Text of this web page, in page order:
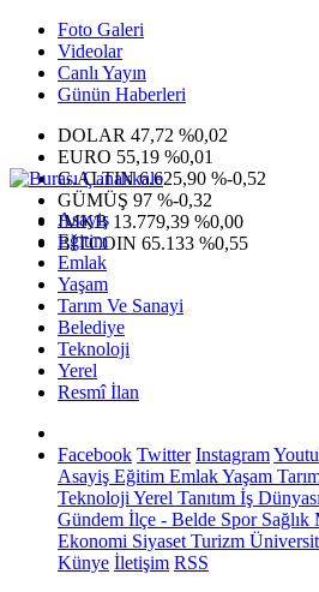
Foto Galeri
Videolar
Canlı Yayın
Günün Haberleri
DOLAR 47,72 %0,02
EURO 55,19 %0,01
G.ALTIN6.625,90 %-0,52
GÜMÜŞ 97 %-0,32
IMKB 13.779,39 %0,00
BITCOIN 65.133 %0,55
Asayiş
Eğitim
Emlak
Yaşam
Tarım Ve Sanayi
Belediye
Teknoloji
Yerel
Resmî İlan
Facebook Twitter Instagram
Asayiş Eğitim EmlakYaşam
Teknoloji Yerel Tanıtım İş Dünyası
Gündem İlçe - Belde SporSağlık
Ekonomi Siyaset Turizm
Künye İletişim RSS